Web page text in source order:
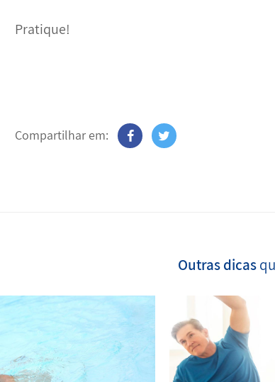
Pratique!
Compartilhar em:
Outras dicas